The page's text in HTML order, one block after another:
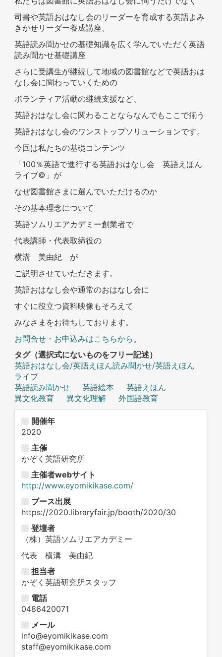
司書や英語おはなし会のリーダーを育成する英語よみ
きかせリーダー養成講座、
英語読み聞かせの基礎知識を広く学んでいただく英語
読み聞かせ基礎講座
さらに受講生が継続して地域の図書館などで英語おは
なし会に関わっていくための
ボランティア活動の継続支援など、
英語おはなし会に関わることならなんでもここで揃う
英語おはなし会のワンストップソリューションです。
今回は私たちの基礎コンテンツ
「100％英語で進行する英語おはなし会 英語えほん
ライブ©」が
なぜ図書館さまに選んでいただけるのか
その基本理念について
英語ソムリエアカデミー創業者で
代表講師・代表取締役の
横溝 美由紀 が
ご説明させていただきます。
英語おはなし会や通常のおはなし会に
すぐに役立つ資料映像もそろえて
みなさまをお待ちしております。
お問合せ・お申込みはこちらから。
タグ（選択式にないものをフリー記述）
英語おはなし会/英語えほん読み聞かせ/英語えほん
ライブ
英語読み聞かせ
英語絵本
英語えほん
異文化教育
異文化理解 外国語教育
開催年
2020
主催
かぞく英語研究所
主催者webサイト
http://www.eyomikikase.com/
ブース出展
https://2020.libraryfair.jp/booth/2020/30
登壇者
（株）英語ソムリエアカデミー
代表 横溝 美由紀
担当者
かぞく英語研究所スタッフ
電話
0486420071
メール
info@eyomikikase.com
staff@eyomikikase.com